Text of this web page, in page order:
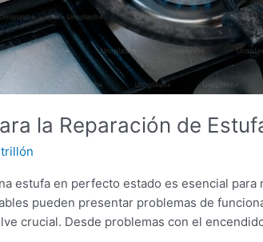
la Reparación de
estufa en perfecto estado es esencial
pueden presentar problemas de
crucial. Desde problemas con el